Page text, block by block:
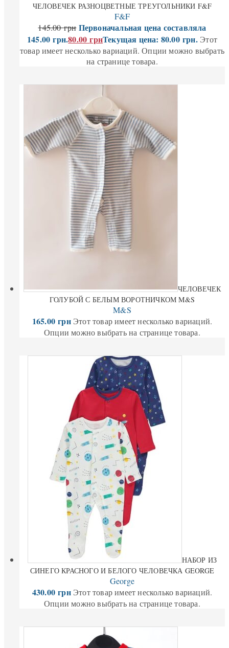
ЧЕЛОВЕЧЕК РАЗНОЦВЕТНЫЕ ТРЕУГОЛЬНИКИ F&F
F&F
145.00грн Первоначальная цена составляла
145.00 грн.80.00грнТекущая цена: 80.00 грн. Этот
товар имеет несколько вариаций. Опции можно выбрать
на странице товара.
ЧЕЛОВЕЧЕК
ГОЛУБОЙ С БЕЛЫМ ВОРОТНИЧКОМ M&S
M&S
165.00грн Этот товар имеет несколько вариаций.
Опции можно выбрать на странице товара.
НАБОР ИЗ
СИНЕГО КРАСНОГО И БЕЛОГО ЧЕЛОВЕЧКА GEORGE
George
430.00грн Этот товар имеет несколько вариаций.
Опции можно выбрать на странице товара.